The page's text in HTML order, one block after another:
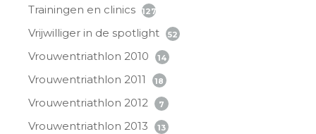
Trainingen en clinics 127
Vrijwilliger in de spotlight 52
Vrouwentriathlon 2010 14
Vrouwentriathlon 2011 18
Vrouwentriathlon 2012 7
Vrouwentriathlon 2013 13